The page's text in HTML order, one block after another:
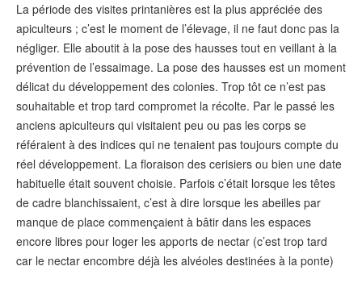
La période des visites printanières est la plus appréciée des
apiculteurs ; c’est le moment de l’élevage, il ne faut donc pas la
négliger. Elle aboutit à la pose des hausses tout en veillant à la
prévention de l’essaimage. La pose des hausses est un moment
délicat du développement des colonies. Trop tôt ce n’est pas
souhaitable et trop tard compromet la récolte. Par le passé les
anciens apiculteurs qui visitaient peu ou pas les corps se
référaient à des indices qui ne tenaient pas toujours compte du
réel développement. La floraison des cerisiers ou bien une date
habituelle était souvent choisie. Parfois c’était lorsque les têtes
de cadre blanchissaient, c’est à dire lorsque les abeilles par
manque de place commençaient à bâtir dans les espaces
encore libres pour loger les apports de nectar (c’est trop tard
car le nectar encombre déjà les alvéoles destinées à la ponte)